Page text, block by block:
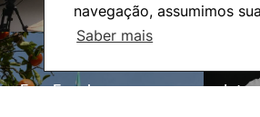
navegação, assumimos
Saber mais
Eco-Escola